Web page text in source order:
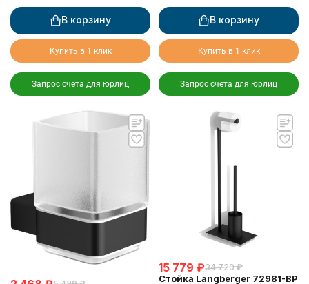
В корзину
Купить в 1 клик
Запрос счета для юрлиц
В корзину
Купить в 1 клик
Запрос счета для юрлиц
15 779 ₽34 720 ₽
Стойка Langberger 72981-BP